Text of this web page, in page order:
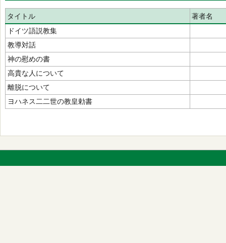
タイトル
著者名
ドイツ語説教集
教導対話
神の慰めの書
高貴な人について
離脱について
ヨハネス二二世の教皇勅書